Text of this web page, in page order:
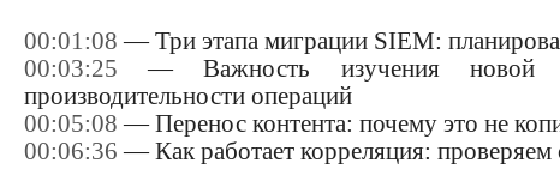
00:01:08 — Три этапа миграции SIEM:
00:03:25 — Важность изучения новой
производительности операций
00:05:08 — Перенос контента: почему это не
00:06:36 — Как работает корреляция: проверяем